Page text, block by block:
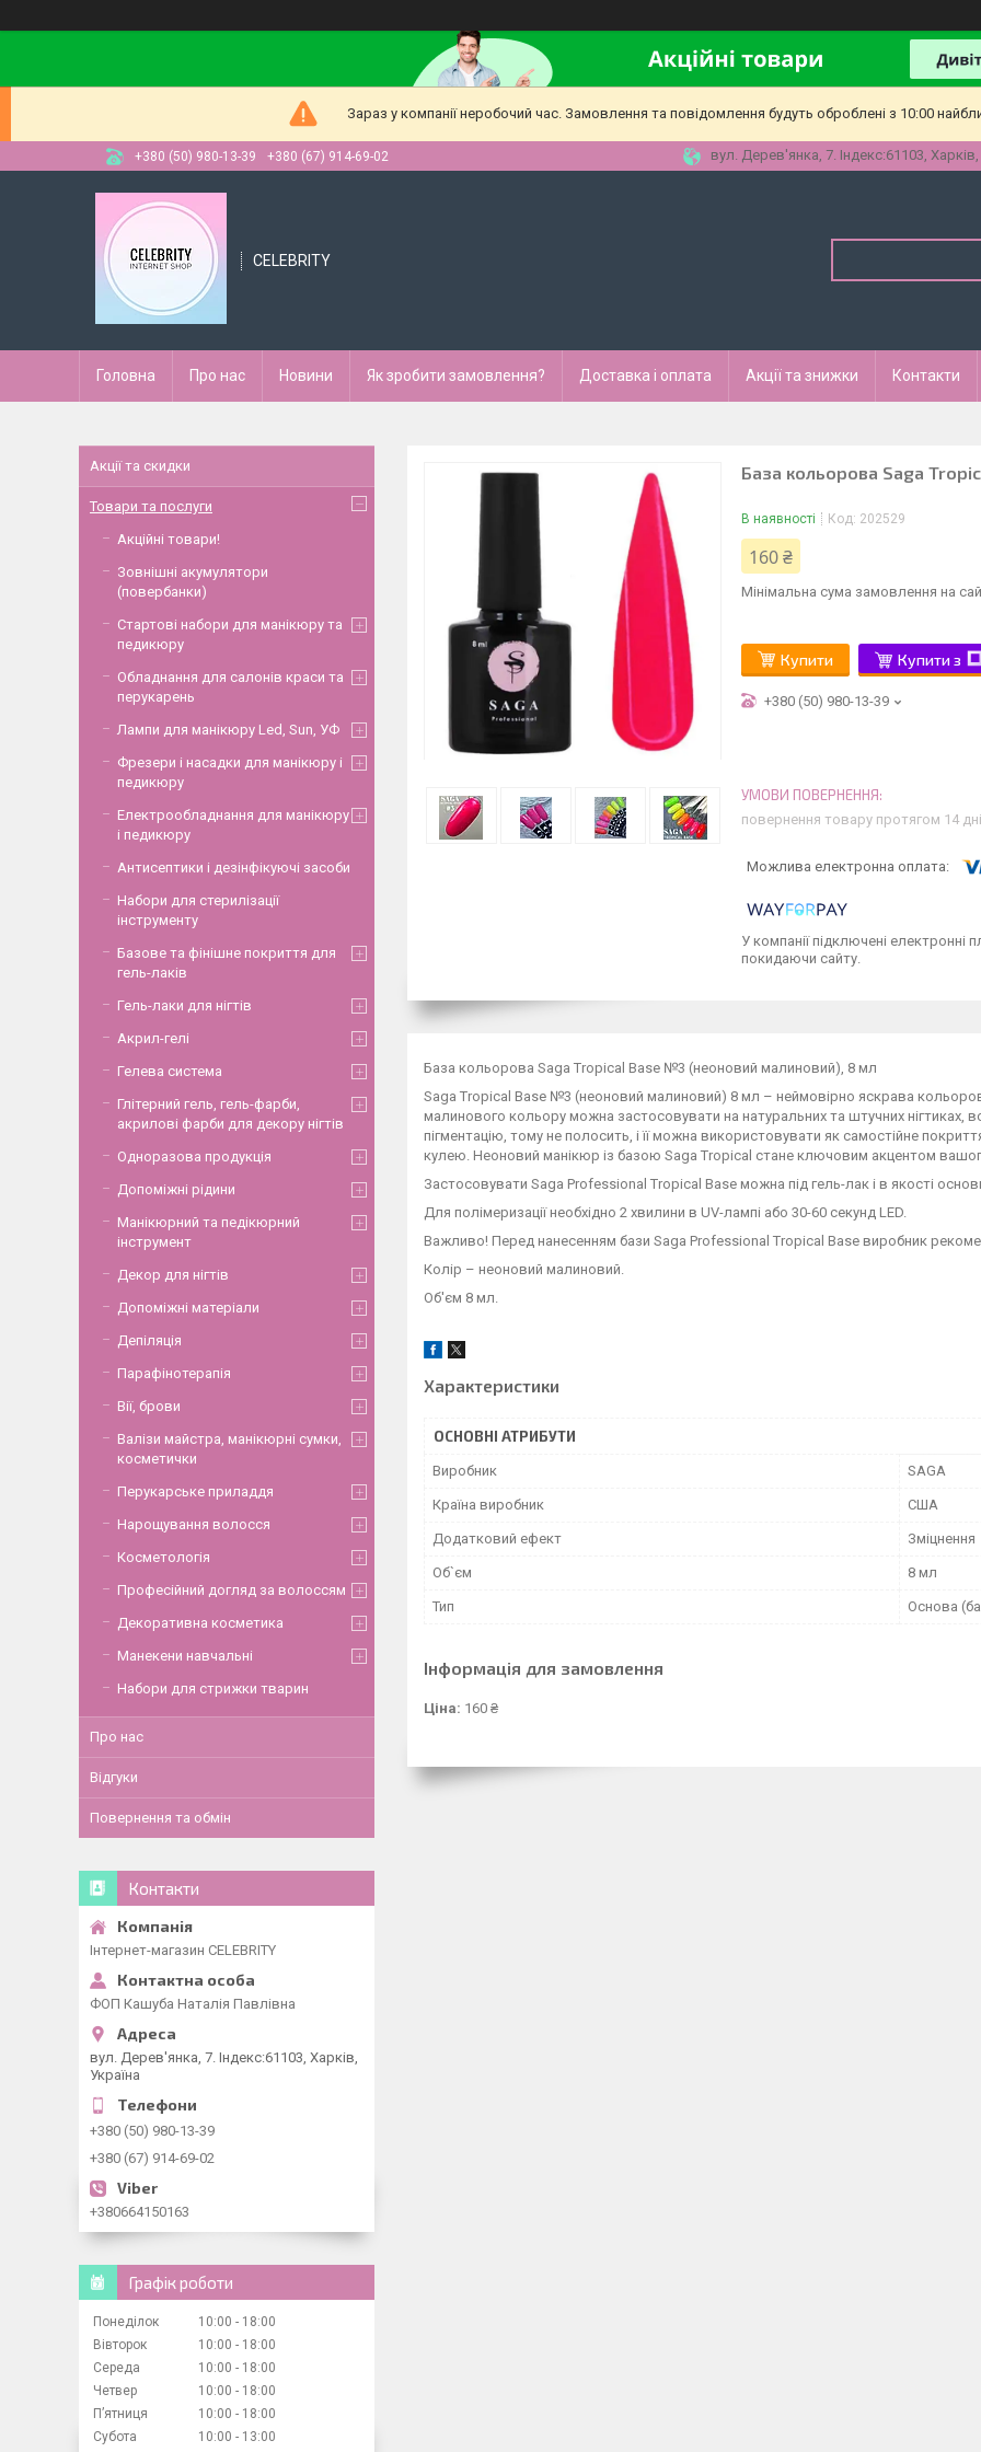
Зараз у компанії неробочий час. Замовлення та повідомлення будуть оброблені з 10:00
+380 (50) 980-13-39 +380 (67) 914-69-02 вул. Дерев'янка, 7. Індекс:61103, Харків,
CELEBRITY
Головна Про нас Новини Як зробити замовлення? Доставка і оплата Акції та знижки Контакти
База кольорова Saga
В наявності Код: 202529
160 ₴
Мінімальна сума замовлення на
Купити Купити з
+380 (50) 980-13-39
повернення товару протягом 14
У компанії підключені електронні
покидаючи сайту.
База кольорова Saga Tropical Base №3 (неоновий малиновий), 8 мл
Saga Tropical Base №3 (неоновий малиновий) 8 мл – неймовірно яскрава
малинового кольору можна застосовувати на натуральних та штучних нігтиках,
пігментацію, тому не полосить, і її можна використовувати як самостійне
кулею. Неоновий манікюр із базою Saga Tropical стане ключовим акцентом
Застосовувати Saga Professional Tropical Base можна під гель-лак і в якості
Для полімеризації необхідно 2 хвилини в UV-лампі або 30-60 секунд LED.
Важливо! Перед нанесенням бази Saga Professional Tropical Base виробник
Колір – неоновий малиновий.
Об'єм 8 мл.
Характеристики
ОСНОВНІ АТРИБУТИ
Виробник SAGA
Країна виробник США
Додатковий ефект Зміцнення
Об`єм 8 мл
Тип Основа
Інформація для замовлення
Ціна: 160 ₴
Акції та скидки
Товари та послуги
Акційні товари!
Зовнішні акумулятори
(повербанки)
Стартові набори для манікюру та
педикюру
Обладнання для салонів краси та
перукарень
Лампи для манікюру Led, Sun, УФ
Фрезери і насадки для манікюру і
педикюру
Електрообладнання для манікюру
і педикюру
Антисептики і дезінфікуючі засоби
Набори для стерилізації
інструменту
Базове та фінішне покриття для
гель-лаків
Гель-лаки для нігтів
Акрил-гелі
Гелева система
Глітерний гель, гель-фарби,
акрилові фарби для декору нігтів
Одноразова продукція
Допоміжні рідини
Манікюрний та педікюрний
інструмент
Декор для нігтів
Допоміжні матеріали
Депіляція
Парафінотерапія
Вії, брови
Валізи майстра, манікюрні сумки,
косметички
Перукарське приладдя
Нарощування волосся
Косметологія
Професійний догляд за волоссям
Декоративна косметика
Манекени навчальні
Набори для стрижки тварин
Про нас
Відгуки
Повернення та обмін
Контакти
Інтернет-магазин CELEBRITY
ФОП Кашуба Наталія Павлівна
вул. Дерев'янка, 7. Індекс:61103, Харків,
Україна
+380 (50) 980-13-39
+380 (67) 914-69-02
+380664150163
Графік роботи
Понеділок 10:00
18:00
Вівторок
10:00
18:00
Середа
10:00
18:00
Четвер
10:00
18:00
Пʼятниця
10:00
18:00
Субота
10:00 13:00